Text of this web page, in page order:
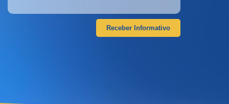
Receber Informativo